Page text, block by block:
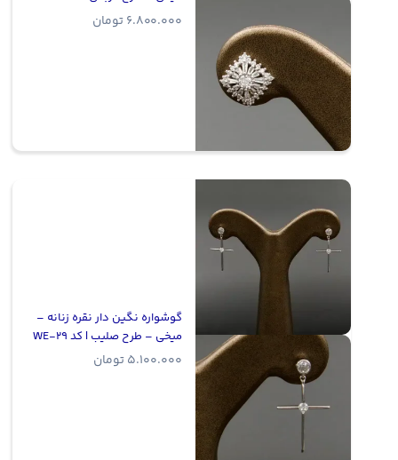
6.800.000 تومان
گوشواره نگین دار نقره زنانه –
میخی – طرح صلیب | کد WE-29
5.100.000 تومان